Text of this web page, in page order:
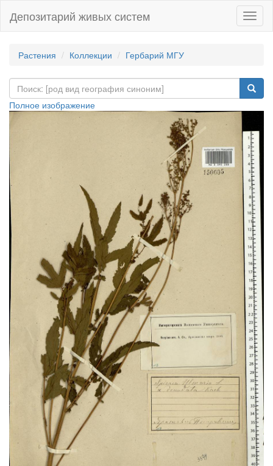
Депозитарий живых систем
Растения Коллекции Гербарий МГУ
Полное изображение